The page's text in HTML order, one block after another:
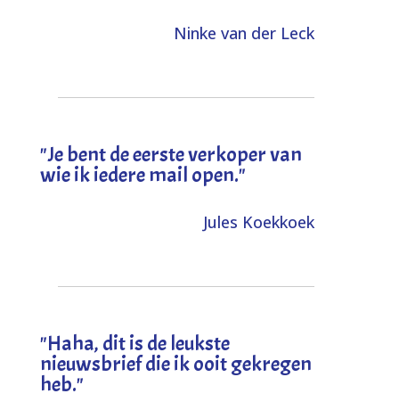
Ninke van der Leck
"Je bent de eerste verkoper van
wie ik iedere mail open."
Jules Koekkoek
"Haha, dit is de leukste
nieuwsbrief die ik ooit gekregen
heb."